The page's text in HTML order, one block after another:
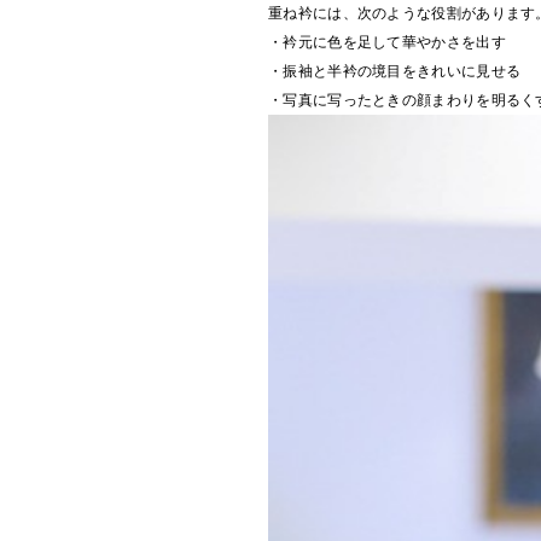
重ね衿には、次のような役割があります
・衿元に色を足して華やかさを出す
・振袖と半衿の境目をきれいに見せる
・写真に写ったときの顔まわりを明るく